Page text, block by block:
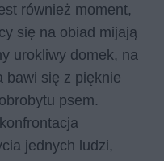
również moment,
się na obiad mijają
urokliwy domek, na
bawi się z pięknie
psem.
jednych ludzi,